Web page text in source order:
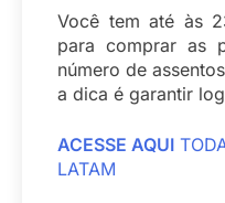
Você tem até às
para comprar as
número de
a dica é garantir
ACESSE AQUI
LATAM